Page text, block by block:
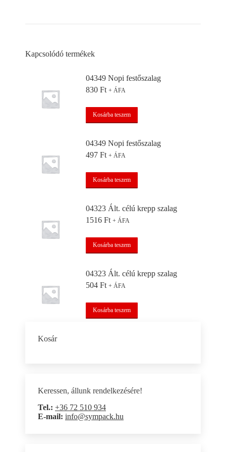
Kapcsolódó termékek
04349 Nopi festőszalag
830 Ft + ÁFA
Kosárba teszem
04349 Nopi festőszalag
497 Ft + ÁFA
Kosárba teszem
04323 Ált. célú krepp szalag
1516 Ft + ÁFA
Kosárba teszem
04323 Ált. célú krepp szalag
504 Ft + ÁFA
Kosárba teszem
Kosár
Keressen, állunk rendelkezésére!
Tel.: +36 72 510 934
E-mail: info@sympack.hu